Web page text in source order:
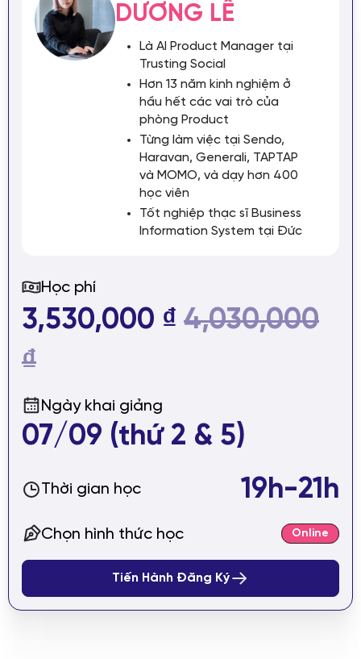
DƯƠNG LÊ
Là AI Product Manager tại
Trusting Social
Hơn 13 năm kinh nghiệm ở
hầu hết các vai trò của
phòng Product
Từng làm việc tại Sendo,
Haravan, Generali, TAPTAP
và MOMO, và dạy hơn 400
học viên
Tốt nghiệp thạc sĩ Business
Information System tại Đức
Học phí
3,530,000 ₫ 4,030,000
₫
Ngày khai giảng
07/09 (thứ 2 & 5)
Thời gian học 19h-21h
Chọn hình thức học Online
Tiến Hành Đăng Ký